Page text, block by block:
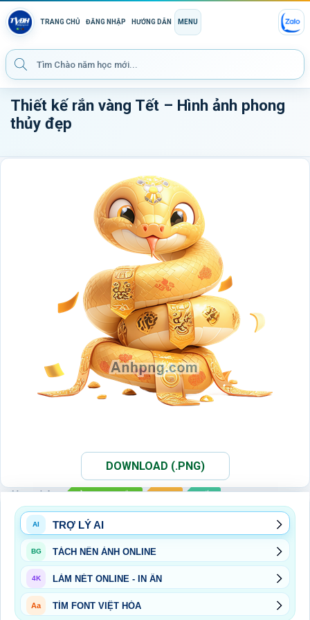
TRANG CHỦ ĐĂNG NHẬP HƯỚNG DẪN MENU
Thiết kế rắn vàng Tết – Hình ảnh phong
thủy đẹp
DOWNLOAD (.PNG)
Xem thêm:
AI TRỢ LÝ AI
BG TÁCH NỀN ẢNH ONLINE
4K LÀM NÉT ONLINE - IN ẤN
Aa TÌM FONT VIỆT HÓA